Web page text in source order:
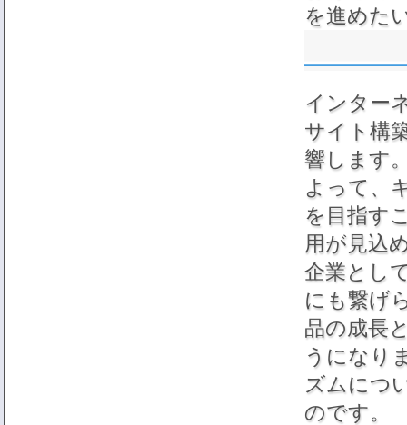
を進めた
インター
サイト構
響します
よって、
を目指す
用が見込
企業とし
にも繋げ
品の成長
うになり
ズムにつ
のです。